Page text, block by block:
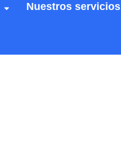
Nuestros servicios